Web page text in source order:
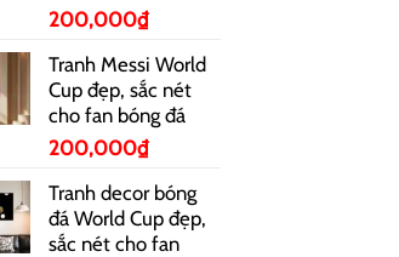
200,000₫
Tranh Messi World
Cup đẹp, sắc nét
cho fan bóng đá
200,000₫
Tranh decor bóng
đá World Cup đẹp,
sắc nét cho fan